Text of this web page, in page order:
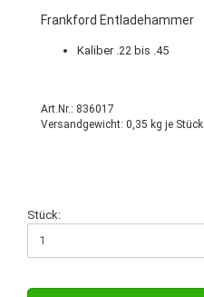
Frankford Entladehammer
Kaliber .22 bis .45
Art.Nr.: 836017
Versandgewicht: 0,35 kg je Stück
Stück: